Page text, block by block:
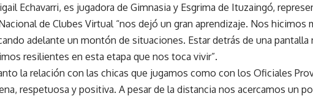
Echavarri, es jugadora de Gimnasia y Esgrima de Ituzaingó,
de Clubes Virtual “nos dejó un gran aprendizaje. Nos
adelante un montón de situaciones. Estar detrás de una
resilientes en esta etapa que nos toca vivir”.
la relación con las chicas que jugamos como con los Oficiales
respetuosa y positiva. A pesar de la distancia nos acercamos un